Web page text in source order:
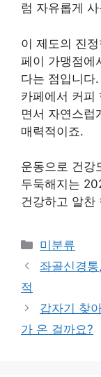
럼 자유롭게 사
이 제도의 진
페이 가맹점에
다는 점입니다
카페에서 커피
면서 자연스럽
매력적이죠.
운동으로 건강
두둑해지는
건강하고 알찬
Categories
미분류
좌골신경
적
갑자기 찾
가 온 걸까요?